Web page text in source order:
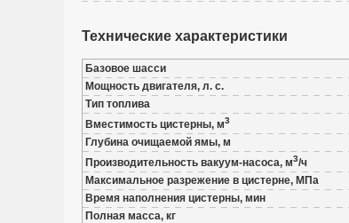
Технические характеристики
Базовое шасси
Мощность двигателя, л. с.
Тип топлива
Вместимость цистерны, м3
Глубина очищаемой ямы, м
Производительность вакуум-насоса, м3/ч
Максимальное разрежение в цистерне, МПа
Время наполнения цистерны, мин
Полная масса, кг